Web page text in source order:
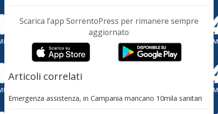
Scarica l’app SorrentoPress per rimanere sempre
aggiornato
Articoli correlati
Emergenza assistenza, in Campania mancano 10mila sanitari